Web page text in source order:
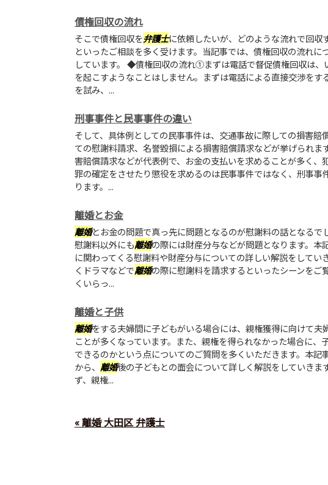
債権回収の流れ
そこで債権回収を弁護士に依頼したいが、どのような流れで回収
といったご相談を多く受けます。当記事では、債権回収の流れに
しています。 ◆債権回収の流れ①まずは電話で督促債権回収は、
を起こすようなことはしません。まずは電話による直接交渉をす
を試み、...
刑事事件と民事事件の違い
そして、具体例としての民事事件は、交通事故に際しての損害賠償
ての慰謝料請求、名誉毀損による損害賠償請求などが挙げられま
害賠償請求などが代表例で、お金の支払いを求めることが多く、
罪の確定をさせたり懲役を求めるのは民事事件ではなく、刑事事
ります。...
離婚とお金
離婚とお金の問題で真っ先に問題となるのが慰謝料の話となるで
慰謝料以外にも離婚の際には財産分与などが問題となります。本
に関わってくる慰謝料や財産分与についての詳しい解説をしてい
くドラマなどで離婚の際に慰謝料を請求するといったシーンをご
くいらっ...
離婚と子供
離婚をする夫婦間に子どもがいる場合には、親権獲得に向けて夫
ことが多くなっています。また、親権を得られなかった場合に、
できるのかという点についてのご質問を多くいただきます。本記
から、 離婚後の子どもとの面会について詳しく解説をしていきま
ず、親権...
« 離婚 大田区 弁護士